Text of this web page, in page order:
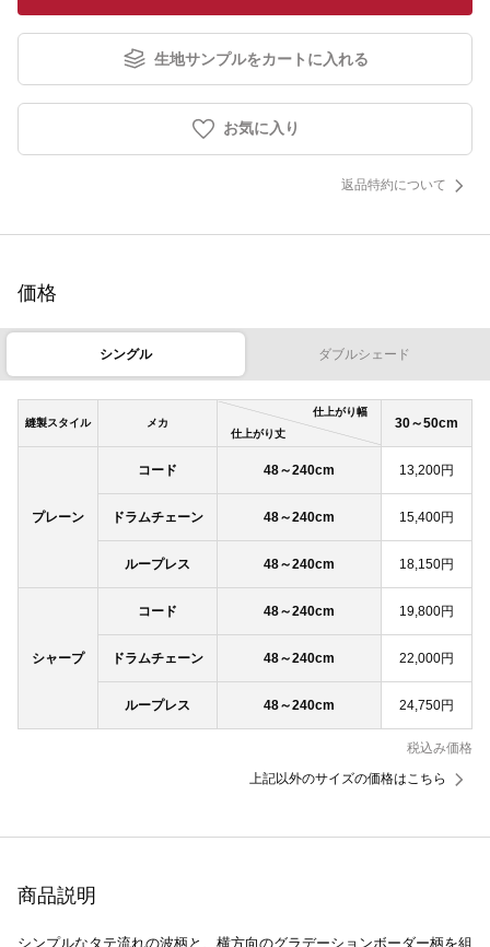
生地サンプルをカートに入れる
お気に入り
返品特約について
価格
シングル ダブルシェード
縫製スタイル メカ
仕上がり幅
仕上がり丈
30～50cm
プレーン
コード 48～240cm 13,200円
ドラムチェーン 48～240cm 15,400円
ループレス 48～240cm 18,150円
シャープ
コード 48～240cm 19,800円
ドラムチェーン 48～240cm 22,000円
ループレス 48～240cm 24,750円
税込み価格
上記以外のサイズの価格はこちら
商品説明
シンプルなタテ流れの波柄と、横方向のグラデーションボーダー柄を組